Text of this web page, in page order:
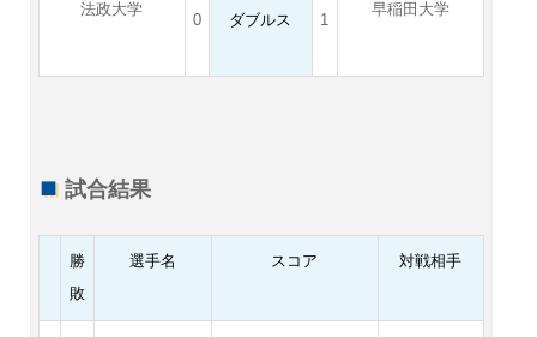
法政大学 早稲田大学
0 ダブルス 1
試合結果
勝
敗
選手名 スコア 対戦相手